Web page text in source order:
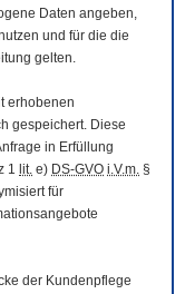
Daten angeben,
und für die die
gelten.
erhobenen
gespeichert. Diese
in Erfüllung
1 lit. e) DS-GVO i.V.m. §
für
der Kundenpflege